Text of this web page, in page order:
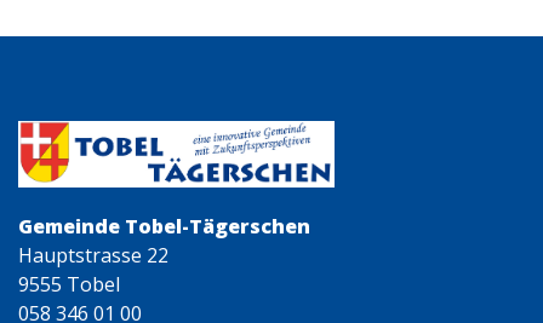
Gemeinde Tobel-Tägerschen
Hauptstrasse 22
9555 Tobel
058 346 01 00